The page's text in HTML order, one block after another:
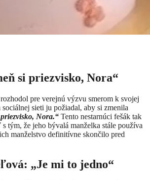
si priezvisko, Nora“
pre verejnú výzvu smerom k svojej
sieti ju požiadal, aby si zmenila
Nora.“ Tento nestarnúci fešák tak
tým, že jeho bývalá manželka stále používa
manželstvo definitívne skončilo pred
„Je mi to jedno“